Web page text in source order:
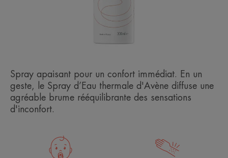
BEST SELLER
Spray apaisant pour un confort immédiat. En un
geste, le Spray d’Eau thermale d'Avène diffuse une
agréable brume rééquilibrante des sensations
d'inconfort.